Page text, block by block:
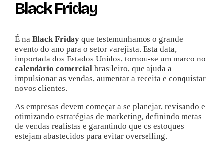
Black Friday
É na Black Fridayque testemunhamos o grande
evento do ano para o setor varejista. Esta data,
importada dos Estados Unidos, tornou-se um marco no
calendário comercialbrasileiro, que ajuda a
impulsionar as vendas, aumentar a receita e conquistar
novos clientes.
As empresas devem começar a se planejar, revisando e
otimizando estratégias de marketing, definindo metas
de vendas realistas e garantindo que os estoques
estejam abastecidos para evitar overselling.